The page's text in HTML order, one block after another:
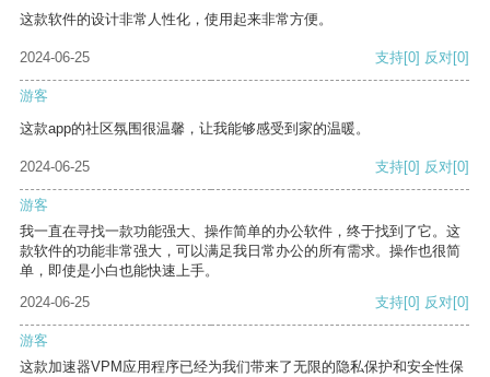
这款软件的设计非常人性化，使用起来非常方便。
2024-06-25 支持[0] 反对[0]
游客
这款app的社区氛围很温馨，让我能够感受到家的温暖。
2024-06-25 支持[0] 反对[0]
游客
我一直在寻找一款功能强大、操作简单的办公软件，终于找到了它。这
款软件的功能非常强大，可以满足我日常办公的所有需求。操作也很简
单，即使是小白也能快速上手。
2024-06-25
支持[0] 反对[0]
游客
这款加速器VPM应用程序已经为我们带来了无限的隐私保护和安全性保